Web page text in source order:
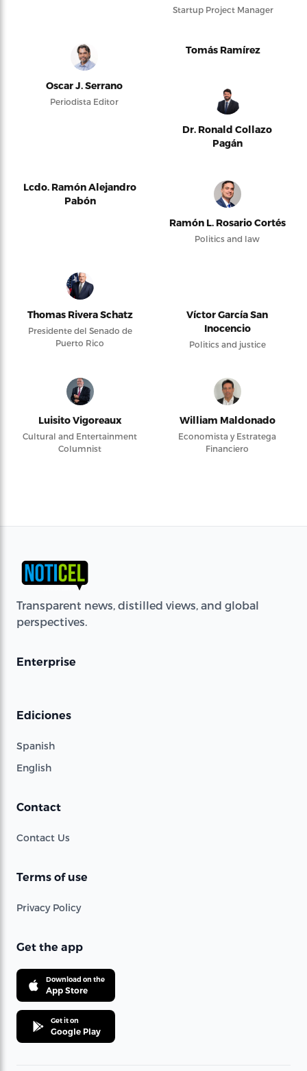
Startup Project Manager
Oscar J. Serrano
Periodista Editor
Tomás Ramírez
Dr. Ronald Collazo
Pagán
Lcdo. Ramón Alejandro
Pabón
Ramón L. Rosario Cortés
Politics and law
Thomas Rivera Schatz
Presidente del Senado de
Puerto Rico
Víctor García San
Inocencio
Politics and justice
Luisito Vigoreaux
Cultural and Entertainment
Columnist
William Maldonado
Economista y Estratega
Financiero
Transparent news, distilled views, and global
perspectives.
Enterprise
Ediciones
Spanish
English
Contact
Contact Us
Terms of use
Privacy Policy
Get the app
Download on the
App Store
Get it on
Google Play